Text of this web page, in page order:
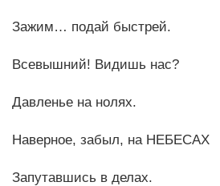
Зажим… подай быстрей.
Всевышний! Видишь нас?
Давленье на нолях.
Наверное, забыл, на НЕБЕСАХ
Запутавшись в делах.